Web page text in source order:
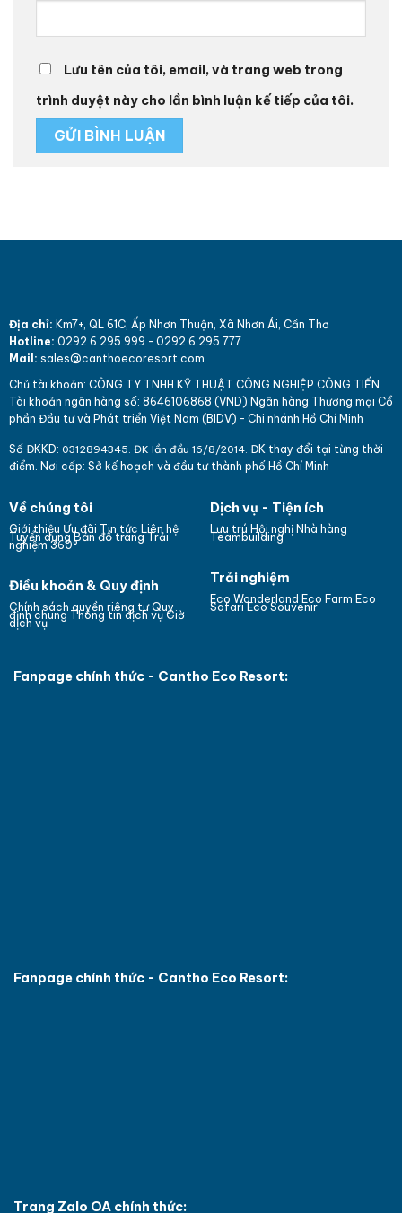
Lưu tên của tôi, email, và trang web trong
trình duyệt này cho lần bình luận kế tiếp của tôi.
Địa chỉ: Km7+, QL 61C, Ấp Nhơn Thuận, Xã Nhơn Ái, Cần Thơ
Hotline: 0292 6 295 999 - 0292 6 295 777
Mail: sales@canthoecoresort.com
Chủ tài khoản: CÔNG TY TNHH KỸ THUẬT CÔNG NGHIỆP CÔNG TIẾN
Tài khoản ngân hàng số: 8646106868 (VND) Ngân hàng Thương mại Cổ
phần Đầu tư và Phát triển Việt Nam (BIDV) - Chi nhánh Hồ Chí Minh
Số ĐKKD: 0312894345. ĐK lần đầu 16/8/2014. ĐK thay đổi tại từng thời
điểm. Nơi cấp: Sở kế hoạch và đầu tư thành phố Hồ Chí Minh
Về chúng tôi
Giới thiệu Ưu đãi Tin tức Liên hệ
Tuyển dụng Bản đồ trang Trải
nghiệm 360°
Điều khoản & Quy định
Chính sách quyền riêng tư Quy
định chung Thông tin dịch vụ Giờ
dịch vụ
Dịch vụ - Tiện ích
Lưu trú Hội nghị Nhà hàng
Teambuilding
Trải nghiệm
Eco Wonderland Eco Farm Eco
SafariEco Souvenir
Fanpage chính thức - Cantho Eco Resort:
Fanpage chính thức - Cantho Eco Resort:
Trang Zalo OA chính thức: